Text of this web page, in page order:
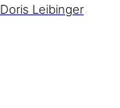
Leibinger